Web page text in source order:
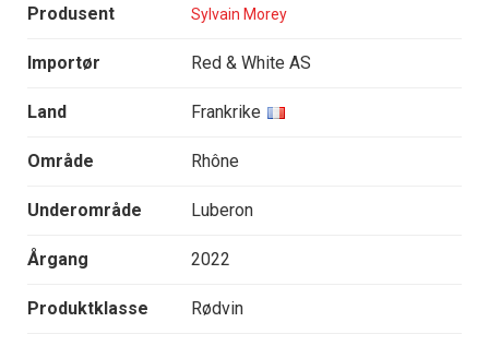
Produsent Sylvain Morey
Importør Red & White AS
Land Frankrike
Område Rhône
Underområde Luberon
Årgang 2022
Produktklasse Rødvin